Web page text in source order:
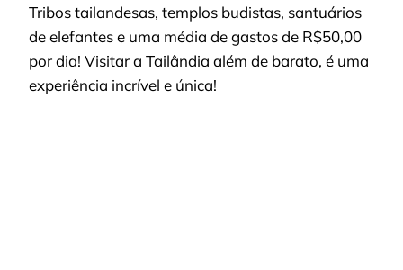
Tribos tailandesas, templos budistas, santuários
de elefantes e uma média de gastos de R$50,00
por dia! Visitar a Tailândia além de barato, é uma
experiência incrível e única!